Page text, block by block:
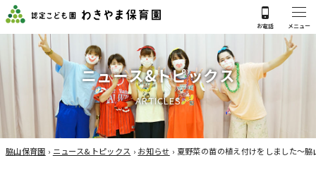
ニュース&トピックス
ARTICLES
脇山保育園 › ニュース&トピックス › お知らせ › 夏野菜の苗の植え付けをしました～脇